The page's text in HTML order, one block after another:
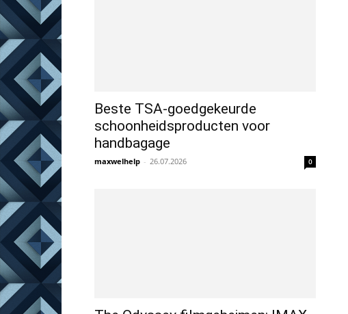
Beste TSA-goedgekeurde
schoonheidsproducten voor
handbagage
maxwelhelp - 26.07.2026 0